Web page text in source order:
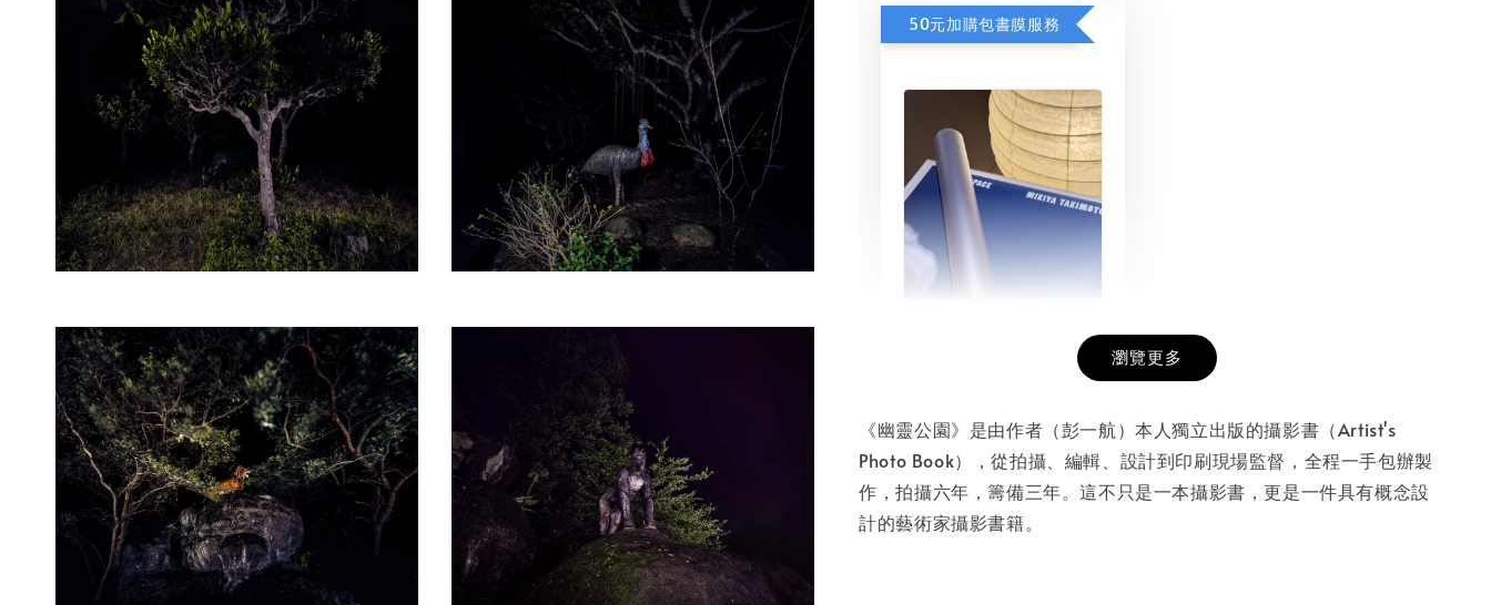
50元加購包書膜服務
NT$ 50
NT$ 100
- +
加入購物車
瀏覽更多
《幽靈公園》是由作者（彭一航）本人獨立出版的攝影書（Artist's
Photo Book），從拍攝、編輯、設計到印刷現場監督，全程一手包辦製
作，拍攝六年，籌備三年。這不只是一本攝影書，更是一件具有概念設
計的藝術家攝影書籍。